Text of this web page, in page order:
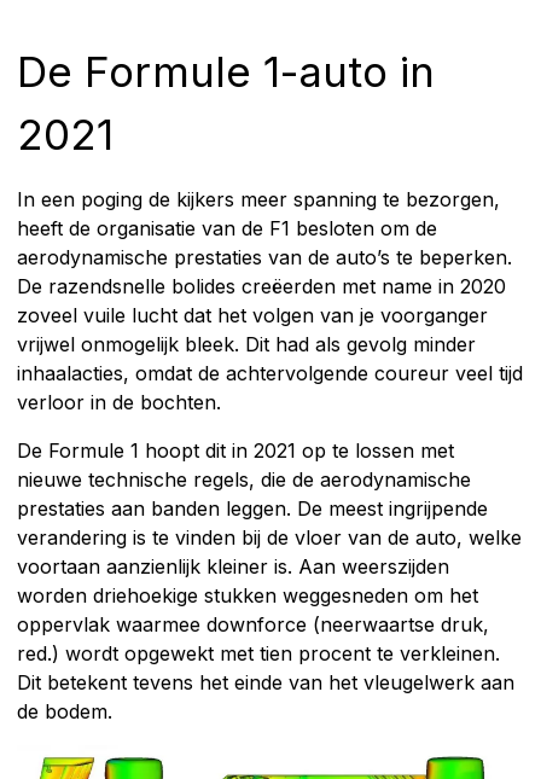
De Formule 1-auto in
2021
In een poging de kijkers meer spanning te bezorgen,
heeft de organisatie van de F1 besloten om de
aerodynamische prestaties van de auto’s te beperken.
De razendsnelle bolides creëerden met name in 2020
zoveel vuile lucht dat het volgen van je voorganger
vrijwel onmogelijk bleek. Dit had als gevolg minder
inhaalacties, omdat de achtervolgende coureur veel tijd
verloor in de bochten.
De Formule 1 hoopt dit in 2021 op te lossen met
nieuwe technische regels, die de aerodynamische
prestaties aan banden leggen. De meest ingrijpende
verandering is te vinden bij de vloer van de auto, welke
voortaan aanzienlijk kleiner is. Aan weerszijden
worden driehoekige stukken weggesneden om het
oppervlak waarmee downforce (neerwaartse druk,
red.) wordt opgewekt met tien procent te verkleinen.
Dit betekent tevens het einde van het vleugelwerk aan
de bodem.